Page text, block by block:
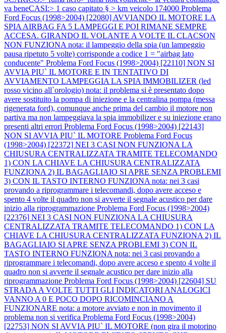
va beneCASI:> 1 caso capitato § > km veicolo 174000 Problema
Ford Focus (1998>2004) [22080] AVVIANDO IL MOTORE LA
SPIA AIRBAG FA 5 LAMPEGGI E POI RIMANE SEMPRE
ACCESA. GIRANDO IL VOLANTE A VOLTE IL CLACSON
NON FUNZIONA nota: il lampeggio della spia (un lampeggio
pausa ripetuto 5 volte) corrisponde a codice 1 = "airbag lato
conducente" Problema Ford Focus (1998>2004) [22110] NON SI
AVVIA PIU` IL MOTORE E IN TENTATIVO DI
AVVIAMENTO LAMPEGGIA LA SPIA IMMOBILIZER (led
rosso vicino all`orologio) nota: il problema si è presentato dopo
avere sostituito la pompa di iniezione e la centralina pompa (messa
rigenerata ford), comunque anche prima del cambio il motore non
partiva ma non lampeggiava la spia immobilizer e su iniezione erano
presenti altri errori Problema Ford Focus (1998>2004) [22143]
NON SI AVVIA PIU` IL MOTORE Problema Ford Focus
(1998>2004) [22372] NEI 3 CASI NON FUNZIONA LA
CHIUSURA CENTRALIZZATA TRAMITE TELECOMANDO
1) CON LA CHIAVE LA CHIUSURA CENTRALIZZATA
FUNZIONA 2) IL BAGAGLIAIO SI APRE SENZA PROBLEMI
3) CON IL TASTO INTERNO FUNZIONA nota: nei 3 casi
provando a riprogrammare i telecomandi, dopo avere acceso e
spento 4 volte il quadro non si avverte il segnale acustico per dare
inizio alla riprogrammazione Problema Ford Focus (1998>2004)
[22376] NEI 3 CASI NON FUNZIONA LA CHIUSURA
CENTRALIZZATA TRAMITE TELECOMANDO 1) CON LA
CHIAVE LA CHIUSURA CENTRALIZZATA FUNZIONA 2) IL
BAGAGLIAIO SI APRE SENZA PROBLEMI 3) CON IL
TASTO INTERNO FUNZIONA nota: nei 3 casi provando a
riprogrammare i telecomandi, dopo avere acceso e spento 4 volte il
quadro non si avverte il segnale acustico per dare inizio alla
riprogrammazione Problema Ford Focus (1998>2004) [22604] SU
STRADA A VOLTE TUTTI GLI INDICATORI ANALOGICI
VANNO A 0 E POCO DOPO RICOMINCIANO A
FUNZIONARE nota: a motore avviato e non in movimento il
problema non si verifica Problema Ford Focus (1998>2004)
[22753] NON SI AVVIA PIU` IL MOTORE (non gira il motorino